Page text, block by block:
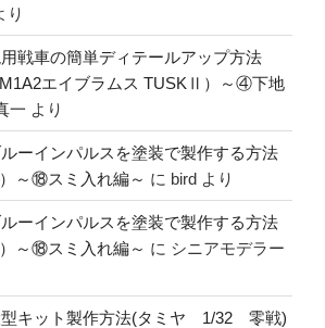
り
用戦車の簡単ディテールアップ方法
エイブラムス TUSKⅡ）～④下地
一 より
ルーインパルスを塗装で製作する方法
～⑱スミ入れ編～ に bird より
ルーインパルスを塗装で製作する方法
～⑱スミ入れ編～ に シニアモデラー
型キット製作方法(タミヤ 1/32 零戦)